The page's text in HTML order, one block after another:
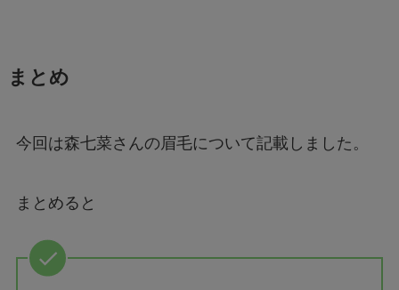
まとめ
今回は森七菜さんの眉毛について記載しました。
まとめると